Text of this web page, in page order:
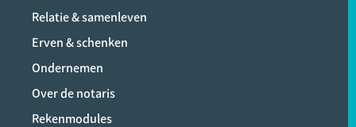
Relatie & samenleven
Erven & schenken
Ondernemen
Over de notaris
Rekenmodules